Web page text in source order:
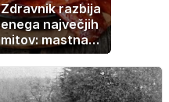
Zdravnik razbija
enega največjih
mitov: mastna
jetra ne
nastanejo zaradi
slanine, temveč